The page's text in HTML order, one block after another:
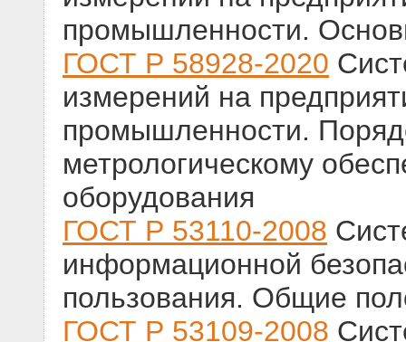
промышленности.
ГОСТ Р 58928-2020
измерений на
промышленности.
метрологическому
оборудования
ГОСТ Р 53110-2008
информационной
пользования. Общие
ГОСТ Р 53109-2008